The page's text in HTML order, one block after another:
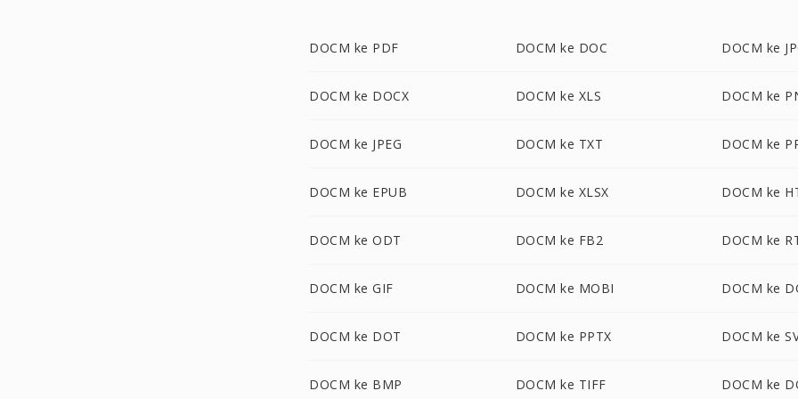
DOCM ke PDF DOCM ke DOC DOCM ke
DOCM ke DOCX DOCM ke XLS DOCM ke
DOCM ke JPEG DOCM ke TXT DOCM ke
DOCM ke EPUB DOCM ke XLSX DOCM ke
DOCM ke ODT DOCM ke FB2 DOCM ke
DOCM ke GIF DOCM ke MOBI DOCM ke
DOCM ke DOT DOCM ke PPTX DOCM ke
DOCM ke BMP DOCM ke TIFF DOCM ke